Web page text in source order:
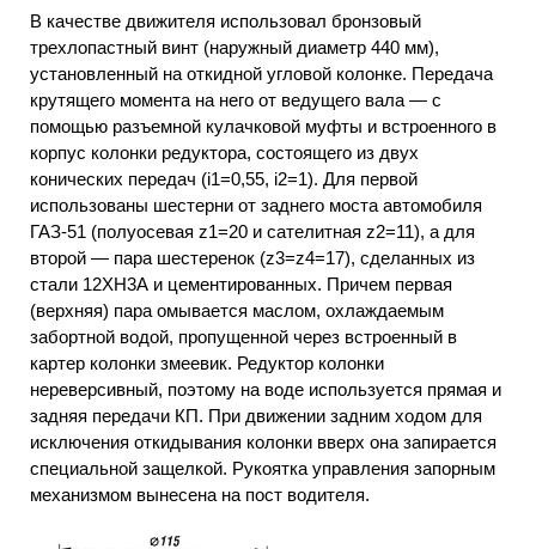
В качестве движителя использовал бронзовый
трехлопастный винт (наружный диаметр 440 мм),
установленный на откидной угловой колонке. Передача
крутящего момента на него от ведущего вала — с
помощью разъемной кулачковой муфты и встроенного в
корпус колонки редуктора, состоящего из двух
конических передач (i1=0,55, i2=1). Для первой
использованы шестерни от заднего моста автомобиля
ГАЗ-51 (полуосевая z1=20 и сателитная z2=11), а для
второй — пара шестеренок (z3=z4=17), сделанных из
стали 12ХН3А и цементированных. Причем первая
(верхняя) пара омывается маслом, охлаждаемым
забортной водой, пропущенной через встроенный в
картер колонки змеевик. Редуктор колонки
нереверсивный, поэтому на воде используется прямая и
задняя передачи КП. При движении задним ходом для
исключения откидывания колонки вверх она запирается
специальной защелкой. Рукоятка управления запорным
механизмом вынесена на пост водителя.